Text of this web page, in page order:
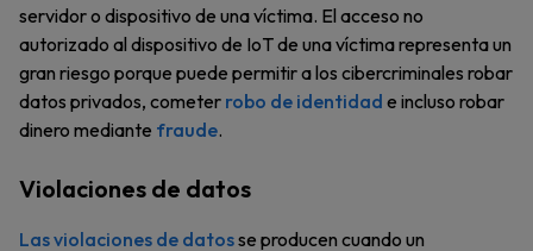
servidor o dispositivo de una víctima. El acceso no
autorizado al dispositivo de IoT de una víctima representa un
gran riesgo porque puede permitir a los cibercriminales robar
datos privados, cometer robo de identidad e incluso robar
dinero mediante fraude.
Violaciones de datos
Las violaciones de datosse producen cuando un